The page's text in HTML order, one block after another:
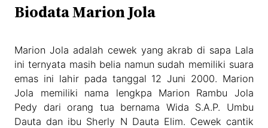
Biodata Marion Jola
Marion Jola adalah cewek yang akrab di sapa Lala
ini ternyata masih belia namun sudah memiliki suara
emas ini lahir pada tanggal 12 Juni 2000. Marion
Jola memiliki nama lengkpa Marion Rambu Jola
Pedy dari orang tua bernama Wida S.A.P. Umbu
Dauta dan ibu Sherly N Dauta Elim. Cewek cantik